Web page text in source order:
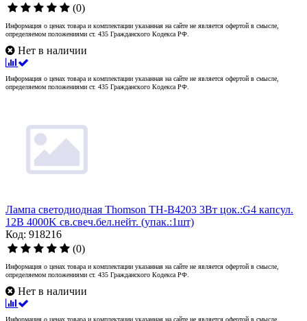
(0)
Информация о ценах товара и комплектации указанная на сайте не является офертой в смысле,
определяемом положениями ст. 435 Гражданского Кодекса РФ.
Нет в наличии
Информация о ценах товара и комплектации указанная на сайте не является офертой в смысле,
определяемом положениями ст. 435 Гражданского Кодекса РФ.
Лампа светодиодная Thomson TH-B4203 3Вт цок.:G4 капсул.
12B 4000K св.свеч.бел.нейт. (упак.:1шт)
Код: 918216
(0)
Информация о ценах товара и комплектации указанная на сайте не является офертой в смысле,
определяемом положениями ст. 435 Гражданского Кодекса РФ.
Нет в наличии